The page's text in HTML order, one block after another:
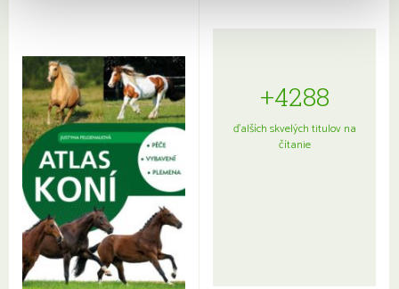
+4288
ďalších skvelých titulov na
čítanie